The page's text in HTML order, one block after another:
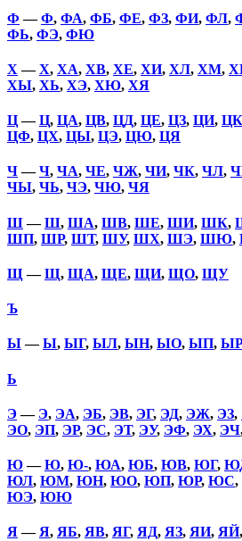
Ф —Ф, ФА, ФБ, ФЕ, ФЗ, ФИ, ФЛ,
ФЬ, ФЭ, ФЮ
Х —Х, ХА, ХВ, ХЕ, ХИ, ХЛ, ХМ,
ХЫ, ХЬ, ХЭ, ХЮ, ХЯ
Ц—Ц, ЦА, ЦВ, ЦД, ЦЕ, ЦЗ, ЦИ, ЦК
ЦФ, ЦХ, ЦЫ, ЦЭ, ЦЮ, ЦЯ
Ч—Ч, ЧА, ЧЕ, ЧЖ, ЧИ, ЧК, ЧЛ,
ЧЫ, ЧЬ, ЧЭ, ЧЮ, ЧЯ
Ш—Ш, ША, ШВ, ШЕ, ШИ, ШК,
ШП, ШР, ШТ, ШУ, ШХ, ШЭ, ШЮ,
Щ —Щ, ЩА, ЩЕ, ЩИ, ЩО, ЩУ
Ъ
Ы—Ы, ЫГ, ЫЛ, ЫН, ЫО, ЫП,
Ь
Э— Э, ЭА, ЭБ, ЭВ, ЭГ, ЭД, ЭЖ, ЭЗ,
ЭО, ЭП, ЭР, ЭС, ЭТ, ЭУ, ЭФ, ЭХ, ЭЧ
Ю—Ю, Ю-, ЮА, ЮБ, ЮВ, ЮГ,
ЮЛ, ЮМ, ЮН, ЮО, ЮП, ЮР, ЮС,
ЮЭ, ЮЮ
Я—Я, ЯБ, ЯВ, ЯГ, ЯД, ЯЗ, ЯИ, ЯЙ,